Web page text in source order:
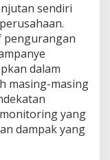
sendiri
pengurangan
dalam
masing-masing
yang
dampak yang